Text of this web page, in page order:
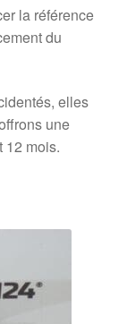
la référence
du
elles
une
12 mois.